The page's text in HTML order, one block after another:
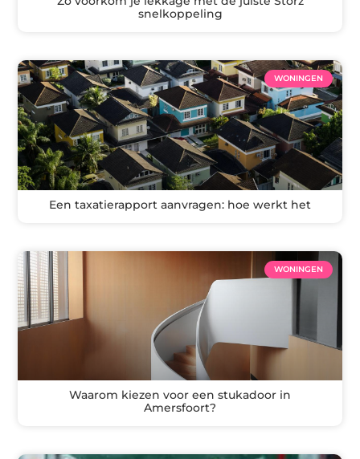
snelkoppeling
WONINGEN
Een taxatierapport aanvragen: hoe werkt het
WONINGEN
Waarom kiezen voor een stukadoor in
Amersfoort?